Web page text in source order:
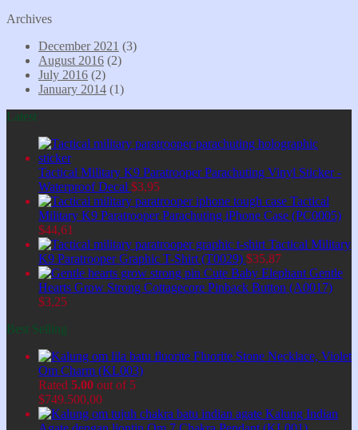
Archives
December 2021 (3)
August 2016 (2)
July 2016 (2)
January 2014 (1)
Latest
Tactical Military K9 Paratrooper Parachuting Vinyl Sticker -
Waterproof Decal $3,95
Tactical
Military K9 Paratrooper Parachuting iPhone Case (PC0005)
$44,61
Tactical Military
K9 Paratrooper Graphic T-Shirt (T0029) $35,87
Cute Baby Elephant Gentle
Hearts Grow Strong Cottagecore Pinback Button (A0017)
$3,25
Best Selling
Fluorite Stone Necklace, Violet
Om Charm (KL003)
Rated 5.00 out of 5
$749.500,00
Kalung Indian